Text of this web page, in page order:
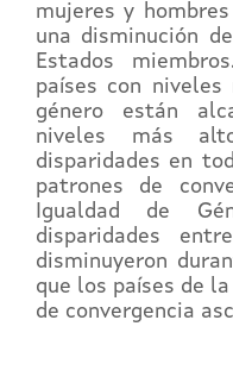
mujeres y
una disminución
Estados
países con
género están
niveles más
disparidades en
patrones de
Igualdad de
disparidades
disminuyeron
que los países de
de convergencia